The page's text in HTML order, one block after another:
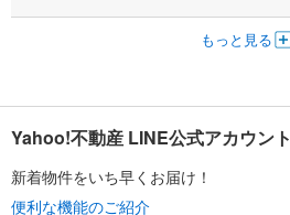
もっと見る
Yahoo!不動産 LINE公式アカウント
新着物件をいち早くお届け！
便利な機能のご紹介